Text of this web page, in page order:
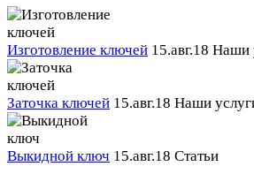
Изготовление ключей 15.авг.18 Наши
Заточка ключей 15.авг.18 Наши
Выкидной ключ 15.авг.18 Статьи